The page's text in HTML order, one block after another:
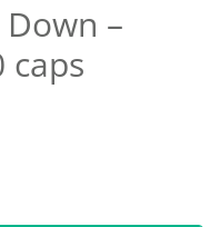
–
caps